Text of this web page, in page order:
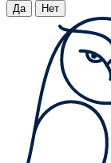
Да Нет